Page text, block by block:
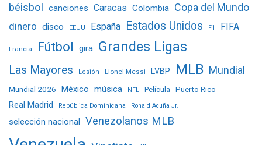
béisbol canciones Caracas Colombia Copa del Mundo
dinero disco EEUU España Estados Unidos F1 FIFA
Francia Fútbol gira Grandes Ligas
Las Mayores Lesión Lionel Messi LVBP MLB Mundial
Mundial 2026 México música NFL Película Puerto Rico
Real Madrid República Dominicana Ronald Acuña Jr.
selección nacional Venezolanos MLB